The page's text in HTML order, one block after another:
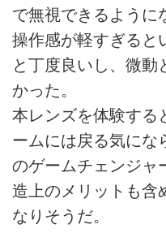
で無視できるように
操作感が軽すぎると
と丁度良いし、微動
かった。
本レンズを体験する
ームには戻る気にな
のゲームチェンジャ
造上のメリットも含
なりそうだ。